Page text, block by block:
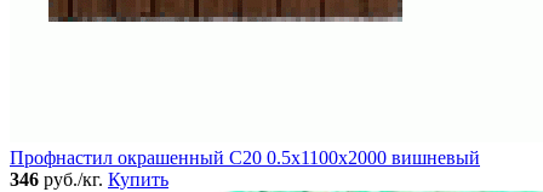
Профнастил окрашенный C20 0.5x1100x2000 вишневый
346 руб./кг. Купить